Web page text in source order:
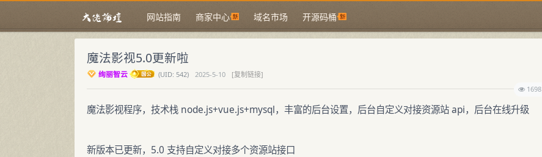
网站指南 商家中心 域名市场 开源码桶
魔法影视5.0更新啦
绚丽智云 (UID: 542) 2025-5-10
[复制链接]
1698
魔法影视程序，技术栈 node.js+vue.js+mysql，丰富的后台设置，后台自定义对接资源站 api，后台在线升级
新版本已更新，5.0 支持自定义对接多个资源站接口